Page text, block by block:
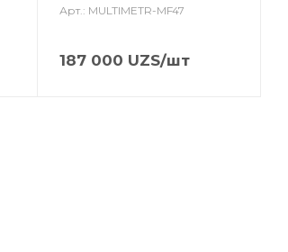
Арт.: MULTIMETR-MF47
187 000 UZS/шт